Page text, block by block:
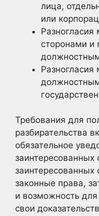
лица,
или
сторонами и
Требования для
разбирательства
обязательное
заинтересованных
законные права,
и возможность для
свои